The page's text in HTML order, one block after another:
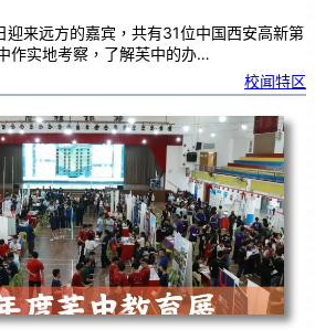
来远方的嘉宾，共有31位中国西安高新第
作实地考察，了解芙中的办…
校闻特区